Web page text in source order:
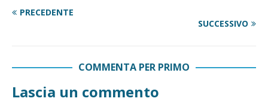
PRECEDENTE
SUCCESSIVO
COMMENTA PER PRIMO
Lascia un commento